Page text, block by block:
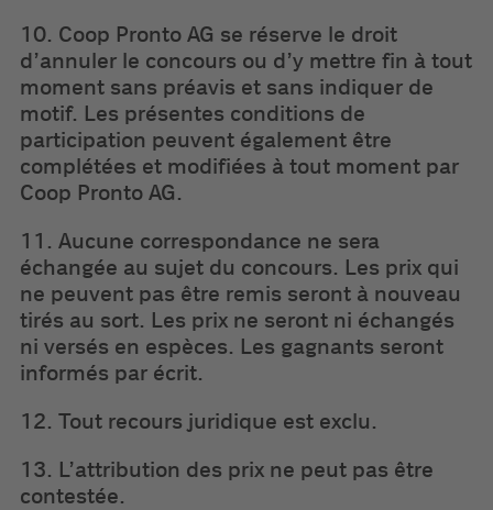
10. Coop Pronto AG se réserve le droit
d’annuler le concours ou d’y mettre fin à tout
moment sans préavis et sans indiquer de
motif. Les présentes conditions de
participation peuvent également être
complétées et modifiées à tout moment par
Coop Pronto AG.
11. Aucune correspondance ne sera
échangée au sujet du concours. Les prix qui
ne peuvent pas être remis seront à nouveau
tirés au sort. Les prix ne seront ni échangés
ni versés en espèces. Les gagnants seront
informés par écrit.
12. Tout recours juridique est exclu.
13. L’attribution des prix ne peut pas être
contestée.